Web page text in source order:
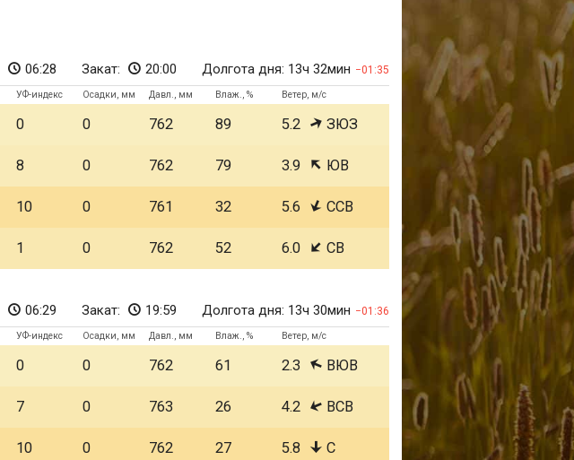
06:28 Закат: 20:00 Долгота дня: 13ч 32мин 01:35
УФ-индекс Осадки, мм Давл., мм Влаж., % Ветер, м/с
0 0 762 89 5.2 ЗЮЗ
8 0 762 79 3.9 ЮВ
10 0 761 32 5.6 ССВ
1 0 762 52 6.0 СВ
06:29 Закат: 19:59 Долгота дня: 13ч 30мин 01:36
УФ-индекс Осадки, мм Давл., мм Влаж., % Ветер, м/с
0 0 762 61 2.3 ВЮВ
7 0 763 26 4.2 ВСВ
10 0 762 27 5.8 С